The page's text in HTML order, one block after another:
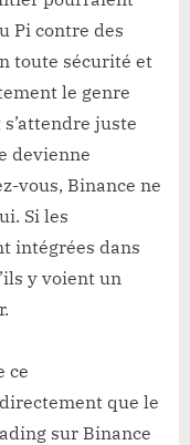
Pi contre des
toute sécurité et
le genre
juste
devienne
vous, Binance ne
Si les
intégrées dans
y voient un
ce
que le
sur Binance